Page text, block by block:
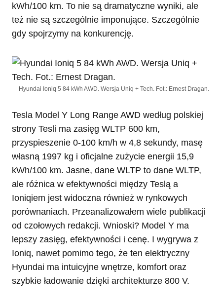
kWh/100 km. To nie są dramatyczne wyniki, ale
też nie są szczególnie imponujące. Szczególnie
gdy spojrzymy na konkurencję.
Hyundai Ioniq 5 84 kWh AWD. Wersja Uniq + Tech. Fot.: Ernest Dragan.
Tesla Model Y Long Range AWD według polskiej
strony Tesli ma zasięg WLTP 600 km,
przyspieszenie 0-100 km/h w 4,8 sekundy, masę
własną 1997 kg i oficjalne zużycie energii 15,9
kWh/100 km. Jasne, dane WLTP to dane WLTP,
ale różnica w efektywności między Teslą a
Ioniqiem jest widoczna również w rynkowych
porównaniach. Przeanalizowałem wiele publikacji
od czołowych redakcji. Wnioski? Model Y ma
lepszy zasięg, efektywności i cenę. I wygrywa z
Ioniq, nawet pomimo tego, że ten elektryczny
Hyundai ma intuicyjne wnętrze, komfort oraz
szybkie ładowanie dzięki architekturze 800 V.